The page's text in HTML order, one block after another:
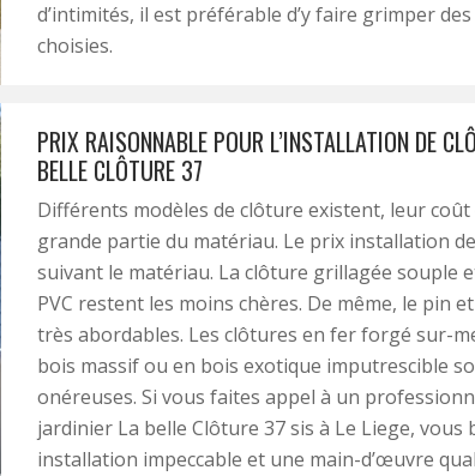
d’intimités, il est préférable d’y faire grimper
choisies.
PRIX RAISONNABLE POUR L’INSTALLATION DE
BELLE CLÔTURE 37
Différents modèles de clôture existent, leur coût
grande partie du matériau. Le prix installation
suivant le matériau. La clôture grillagée souple
PVC restent les moins chères. De même, le pin
très abordables. Les clôtures en fer forgé sur-
bois massif ou en bois exotique imputrescible
onéreuses. Si vous faites appel à un
jardinier La belle Clôture 37 sis à Le Liege, vous
installation impeccable et une main-d’œuvre